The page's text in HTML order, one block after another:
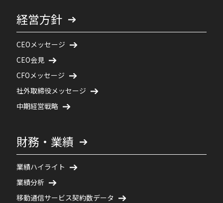
経営方針
CEOメッセージ
CEO会見
CFOメッセージ
社外取締役メッセージ
中期経営戦略
財務・業績
業績ハイライト
業績分析
移動通信サービス契約数データ